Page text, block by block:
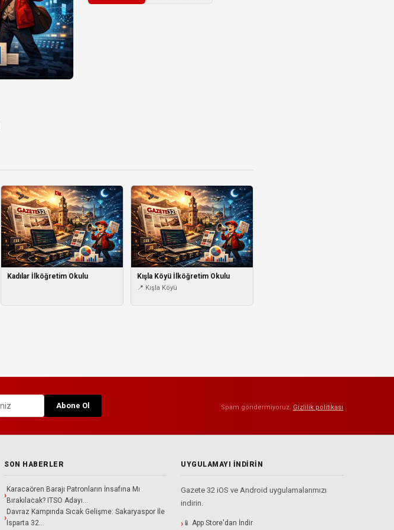
Kadılar İlköğretim Okulu Kışla Köyü İlköğretim Okulu
📍 Kışla Köyü
Abone Ol Spam göndermiyoruz. Gizlilik politikası
SON HABERLER
Karacaören Barajı Patronların İnsafına Mı
Bırakılacak? ITSO Adayı…
Davraz Kampında Sıcak Gelişme: Sakaryaspor İle
Isparta 32…
UYGULAMAYI İNDIRIN
Gazete 32 iOS ve Android uygulamalarımızı
indirin.
📱 App Store'dan İndir